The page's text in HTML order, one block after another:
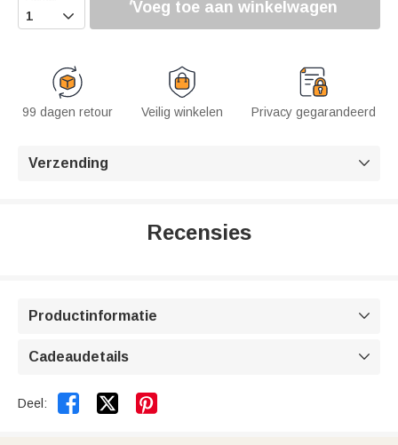
 Voeg toe aan winkelwagen
99 dagen retour Veilig winkelen Privacy gegarandeerd
Verzending 
Recensies
Productinformatie 
Cadeaudetails 
Deel:  